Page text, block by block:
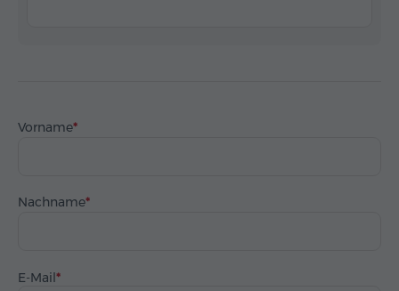
Vorname
Nachname
E-Mail